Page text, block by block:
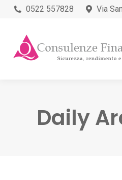
0522 557828 Via
Daily